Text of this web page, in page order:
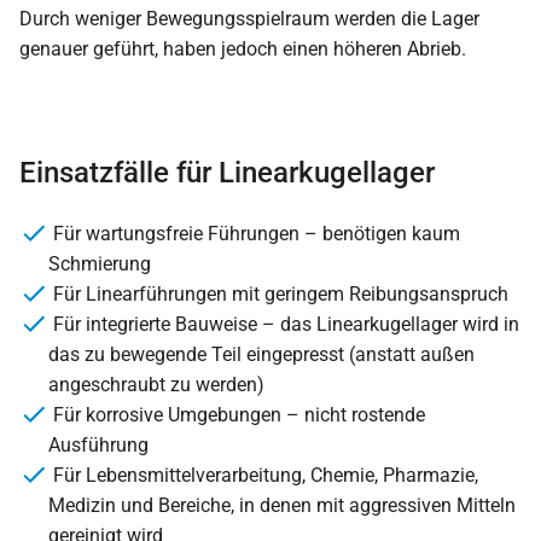
Durch weniger Bewegungsspielraum werden die Lager
genauer geführt, haben jedoch einen höheren Abrieb.
Einsatzfälle für Linearkugellager
Für wartungsfreie Führungen – benötigen kaum
Schmierung
Für Linearführungen mit geringem Reibungsanspruch
Für integrierte Bauweise – das Linearkugellager wird in
das zu bewegende Teil eingepresst (anstatt außen
angeschraubt zu werden)
Für korrosive Umgebungen – nicht rostende
Ausführung
Für Lebensmittelverarbeitung, Chemie, Pharmazie,
Medizin und Bereiche, in denen mit aggressiven Mitteln
gereinigt wird